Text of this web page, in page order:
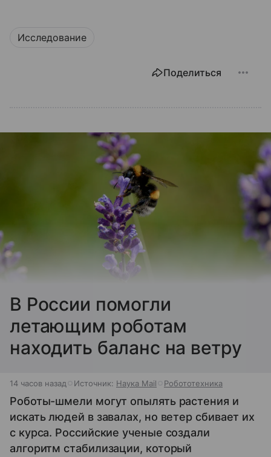
Исследование
Поделиться
В России помогли
летающим роботам
находить баланс на ветру
14 часов назад Источник: Наука Mail Робототехника
Роботы-шмели могут опылять растения и
искать людей в завалах, но ветер сбивает их
с курса. Российские ученые создали
алгоритм стабилизации, который